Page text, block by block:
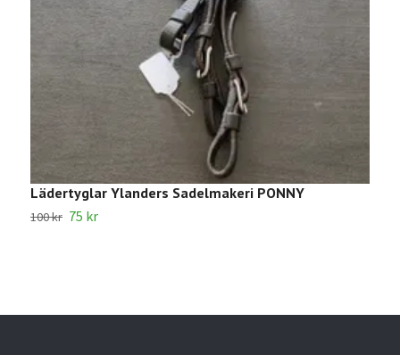
Lädertyglar Ylanders Sadelmakeri PONNY
100 kr 75 kr